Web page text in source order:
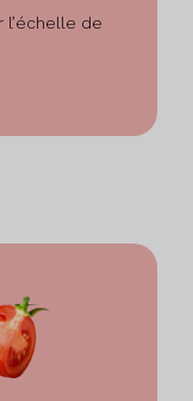
de